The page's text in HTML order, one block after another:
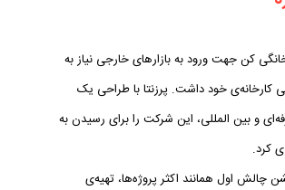
کن جهت ورود به بازارهای خارجی نیاز به
کارخانه‌ی خود داشت. پرزنتا با طراحی یک
و بین المللی، این شرکت را برای رسیدن به
کرد.
چالش اول همانند اکثر پروژه‌ها، تهیه‌ی